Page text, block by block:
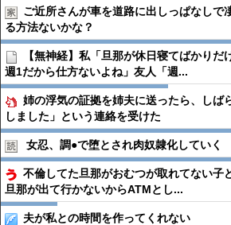
ご近所さんが車を道路に出しっぱなし
る方法ないかな？
【無神経】私「旦那が休日寝てばかり
週1だから仕方ないよね」友人「週...
姉の浮気の証拠を姉夫に送ったら、しば
しました」という連絡を受けた
女忍、調●︎で堕とされ肉奴隷化していく
不倫してた旦那がおむつが取れてない子
旦那が出て行かないからATMとし...
夫が私との時間を作ってくれない